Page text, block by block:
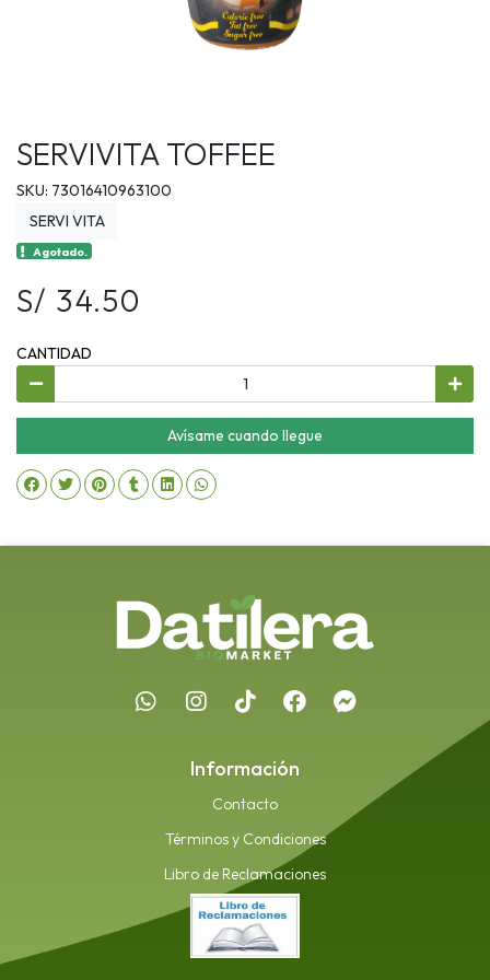
SERVIVITA TOFFEE
SKU: 73016410963100
SERVI VITA
Agotado.
S/ 34.50
CANTIDAD
Avísame cuando llegue
Información
Contacto
Términos y Condiciones
Libro de Reclamaciones